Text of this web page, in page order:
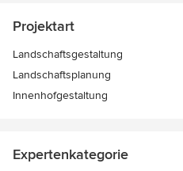
Projektart
Landschaftsgestaltung
Landschaftsplanung
Innenhofgestaltung
Expertenkategorie